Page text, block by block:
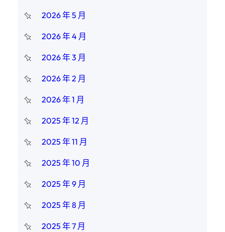
2026 年 5 月
2026 年 4 月
2026 年 3 月
2026 年 2 月
2026 年 1 月
2025 年 12 月
2025 年 11 月
2025 年 10 月
2025 年 9 月
2025 年 8 月
2025 年 7 月